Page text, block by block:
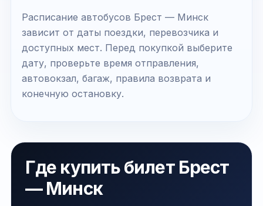
Расписание автобусов Брест — Минск
зависит от даты поездки, перевозчика и
доступных мест. Перед покупкой выберите
дату, проверьте время отправления,
автовокзал, багаж, правила возврата и
конечную остановку.
Где купить билет Брест
— Минск